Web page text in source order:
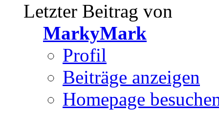
Letzter Beitrag von
MarkyMark
Profil
Beiträge anzeigen
Homepage